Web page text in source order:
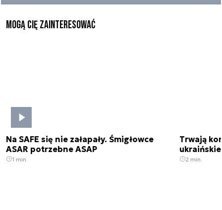
Mogą Cię zainteresować
Na SAFE się nie załapały. Śmigłowce
ASAR potrzebne ASAP
1 min.
Trwają
2 min.